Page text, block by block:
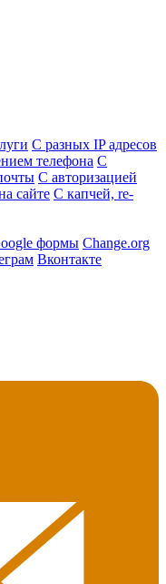
С разных IP адресов
телефона С
С авторизацией
сайте С капчей, re-
формы Change.org
Вконтакте